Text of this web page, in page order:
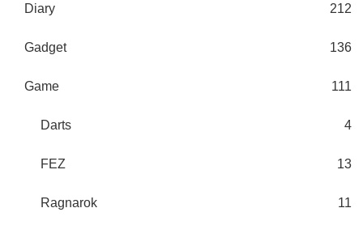
Diary 212
Gadget 136
Game 111
Darts 4
FEZ 13
Ragnarok 11